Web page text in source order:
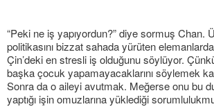
“Peki ne iş yapıyordun?” diye sormuş Chan.
politikasını bizzat sahada yürüten
Çin’deki en stresli iş olduğunu söylüyor.
başka çocuk yapamayacaklarını söylemek
Sonra da o aileyi avutmak. Meğerse onu bu
yaptığı işin omuzlarına yüklediği